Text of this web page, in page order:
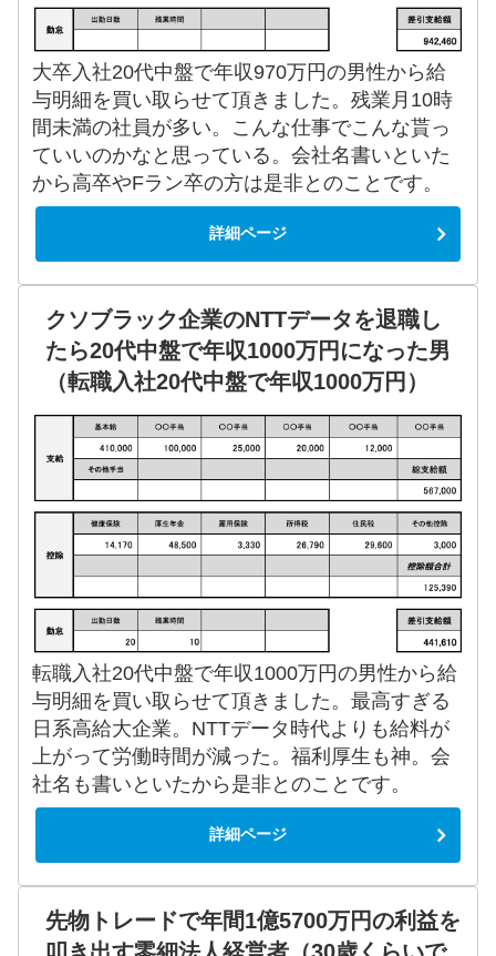
大卒入社20代中盤で年収970万円の男性から給
与明細を買い取らせて頂きました。残業月10時
間未満の社員が多い。こんな仕事でこんな貰っ
ていいのかなと思っている。会社名書いといた
から高卒やFラン卒の方は是非とのことです。
詳細ページ
クソブラック企業のNTTデータを退職し
たら20代中盤で年収1000万円になった男
（転職入社20代中盤で年収1000万円）
転職入社20代中盤で年収1000万円の男性から給
与明細を買い取らせて頂きました。最高すぎる
日系高給大企業。NTTデータ時代よりも給料が
上がって労働時間が減った。福利厚生も神。会
社名も書いといたから是非とのことです。
詳細ページ
先物トレードで年間1億5700万円の利益を